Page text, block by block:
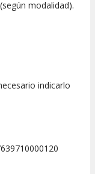
modalidad).
indicarlo